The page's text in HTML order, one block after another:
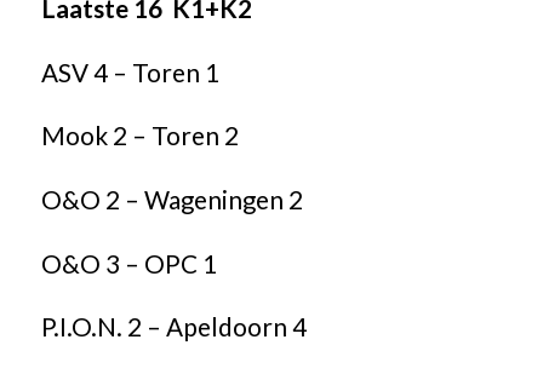
Laatste 16 K1+K2
ASV 4 – Toren 1
Mook 2 – Toren 2
O&O 2 – Wageningen 2
O&O 3 – OPC 1
P.I.O.N. 2 – Apeldoorn 4